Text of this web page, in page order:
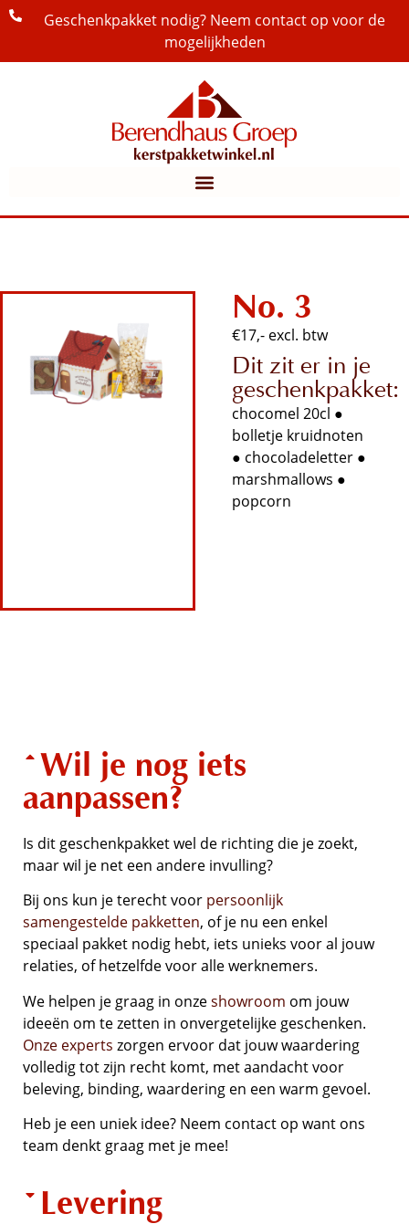
Geschenkpakket nodig? Neem contact op voor de
mogelijkheden
No. 3
€17,- excl. btw
Dit zit er in je
geschenkpakket:
chocomel 20cl ●
bolletje kruidnoten
● chocoladeletter ●
marshmallows ●
popcorn
Wil je nog iets
aanpassen?
Is dit geschenkpakket wel de richting die je zoekt,
maar wil je net een andere invulling?
Bij ons kun je terecht voor persoonlijk
samengestelde pakketten, of je nu een enkel
speciaal pakket nodig hebt, iets unieks voor al jouw
relaties, of hetzelfde voor alle werknemers.
We helpen je graag in onzeshowroom om jouw
ideeën om te zetten in onvergetelijke geschenken.
Onze experts zorgen ervoor dat jouw waardering
volledig tot zijn recht komt, met aandacht voor
beleving, binding, waardering en een warm gevoel.
Heb je een uniek idee? Neem contact op want ons
team denkt graag met je mee!
Levering